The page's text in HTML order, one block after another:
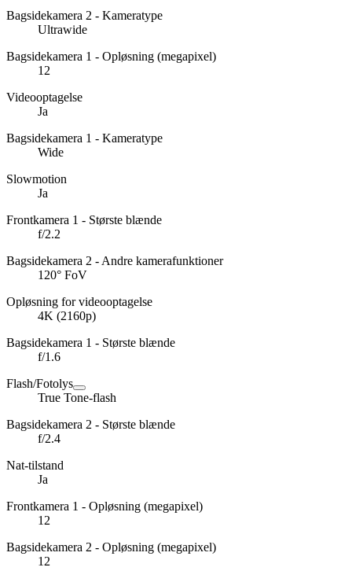
Bagsidekamera 2 - Kameratype
Ultrawide
Bagsidekamera 1 - Opløsning (megapixel)
12
Videooptagelse
Ja
Bagsidekamera 1 - Kameratype
Wide
Slowmotion
Ja
Frontkamera 1 - Største blænde
f/2.2
Bagsidekamera 2 - Andre kamerafunktioner
120° FoV
Opløsning for videooptagelse
4K (2160p)
Bagsidekamera 1 - Største blænde
f/1.6
Flash/Fotolys
True Tone-flash
Bagsidekamera 2 - Største blænde
f/2.4
Nat-tilstand
Ja
Frontkamera 1 - Opløsning (megapixel)
12
Bagsidekamera 2 - Opløsning (megapixel)
12